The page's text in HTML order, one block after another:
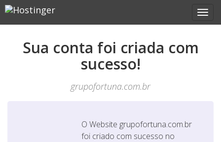
Sua conta foi criada com
sucesso!
grupofortuna.com.br
O Website grupofortuna.com.br
foi criado com sucesso no